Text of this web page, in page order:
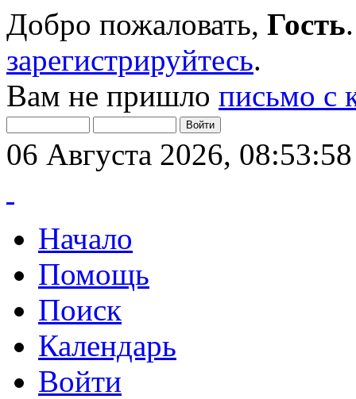
Добро пожаловать, Гость
зарегистрируйтесь.
Вам не пришло письмо с
06 Августа 2026, 08:53:58
Начало
Помощь
Поиск
Календарь
Войти